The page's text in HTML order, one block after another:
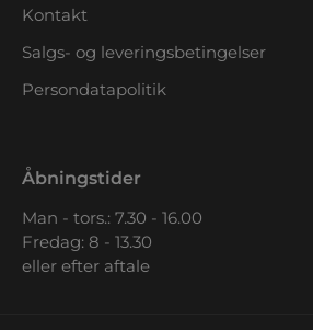
Kontakt
Salgs- og leveringsbetingelser
Persondatapolitik
Åbningstider
Man - tors.: 7.30 - 16.00
Fredag: 8 - 13.30
eller efter aftale